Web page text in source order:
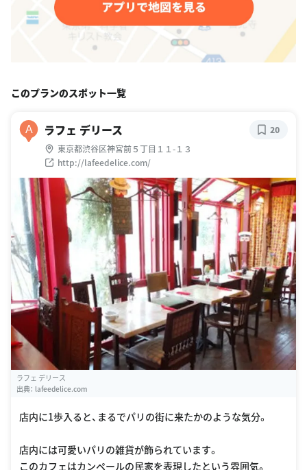
このプランのスポット一覧
A ラフェ デリース
東京都渋谷区神宮前５丁目１１-１３
http://lafeedelice.com/
20
ラフェ デリース
出典： lafeedelice.com
店内に1歩入ると、まるでパリの街に来たかのような気分。
店内には可愛いパリの雑貨が飾られています。
このカフェはカンペールの民家を表現したという雰囲気。